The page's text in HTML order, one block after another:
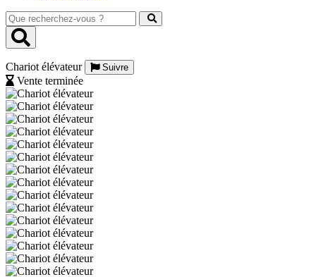
Que
recherchez-
vous
Chariot élévateur
Suivre
Vente terminée